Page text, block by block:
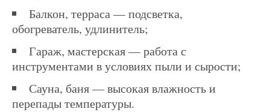
балкон, терраса — подсветка,
обогреватель, удлинитель;
гараж, мастерская — работа с
инструментами в условиях пыли и сырости;
сауна, баня — высокая влажность и
перепады температуры.